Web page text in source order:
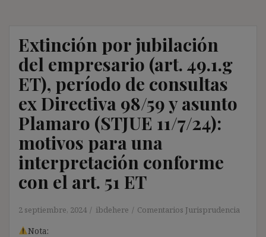
Extinción por jubilación
del empresario (art. 49.1.g
ET), período de consultas
ex Directiva 98/59 y asunto
Plamaro (STJUE 11/7/24):
motivos para una
interpretación conforme
con el art. 51 ET
2 septiembre, 2024 ibdehere Comentarios Jurisprudencia
Nota: